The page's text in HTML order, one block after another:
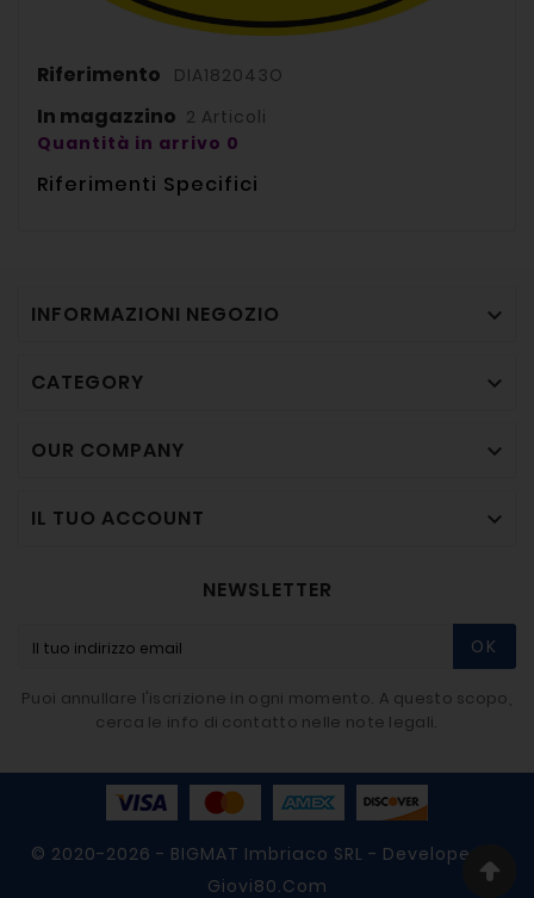
Riferimento DIA182043O
In magazzino 2 Articoli
Quantità in arrivo 0
Riferimenti Specifici
INFORMAZIONI NEGOZIO 
CATEGORY 
OUR COMPANY 
IL TUO ACCOUNT 
NEWSLETTER
OK
Puoi annullare l'iscrizione in ogni momento. A questo scopo,
cerca le info di contatto nelle note legali.
© 2020-2026 - BIGMAT Imbriaco SRL - Developer By
Giovi80.com